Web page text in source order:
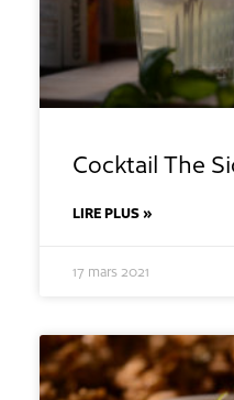
Cocktail The
LIRE PLUS »
17 mars 2021